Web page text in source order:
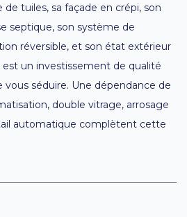
tuiles, sa façade en crépi, son
septique, son système de
réversible, et son état extérieur
un investissement de qualité
vous séduire. Une dépendance de
double vitrage, arrosage
automatique complètent cette